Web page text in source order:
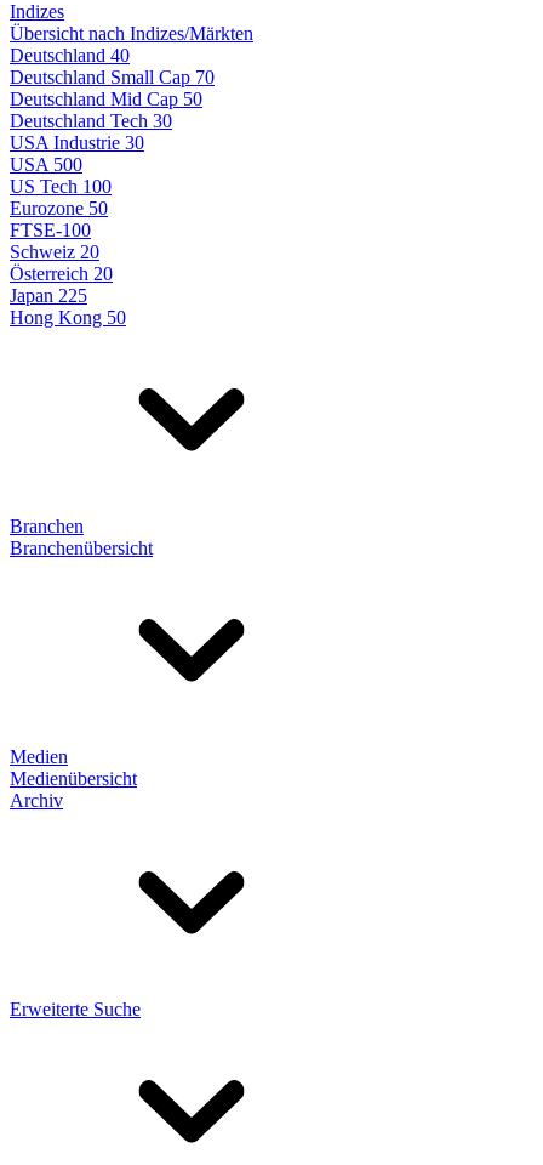
Indizes
Übersicht nach Indizes/Märkten
Deutschland 40
Deutschland Small Cap 70
Deutschland Mid Cap 50
Deutschland Tech 30
USA Industrie 30
USA 500
US Tech 100
Eurozone 50
FTSE-100
Schweiz 20
Österreich 20
Japan 225
Hong Kong 50
Branchen
Branchenübersicht
Medien
Medienübersicht
Archiv
Erweiterte Suche